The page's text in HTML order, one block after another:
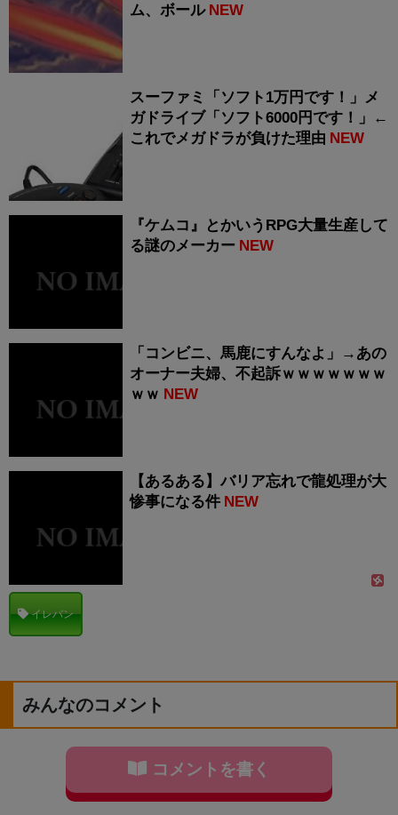
ム、ボール NEW
スーファミ「ソフト1万円です！」メ
ガドライブ「ソフト6000円です！」←
これでメガドラが負けた理由 NEW
『ケムコ』とかいうRPG大量生産して
る謎のメーカー NEW
「コンビニ、馬鹿にすんなよ」→あの
オーナー夫婦、不起訴ｗｗｗｗｗｗｗ
ｗｗ NEW
【あるある】バリア忘れで龍処理が大
惨事になる件 NEW
イレバン
みんなのコメント
コメントを書く